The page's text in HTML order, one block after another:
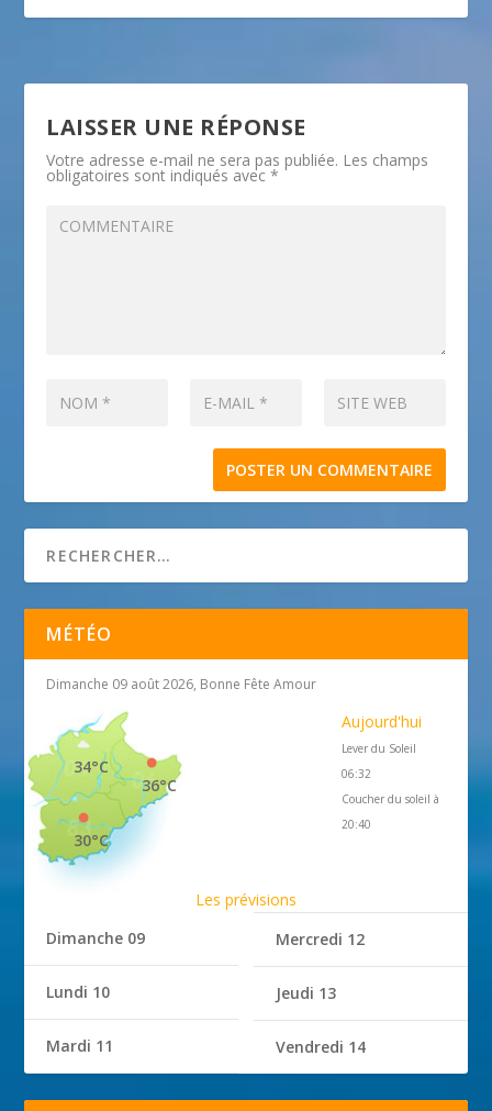
LAISSER UNE RÉPONSE
Votre adresse e-mail ne sera pas publiée. Les champs
obligatoires sont indiqués avec*
MÉTÉO
Dimanche 09 août 2026, Bonne Fête Amour
36°C
34°C
30°C
Aujourd'hui
Lever du Soleil
06:32
Coucher du soleil à
20:40
Les prévisions
Dimanche 09
Lundi 10
Mardi 11
Mercredi 12
Jeudi 13
Vendredi 14